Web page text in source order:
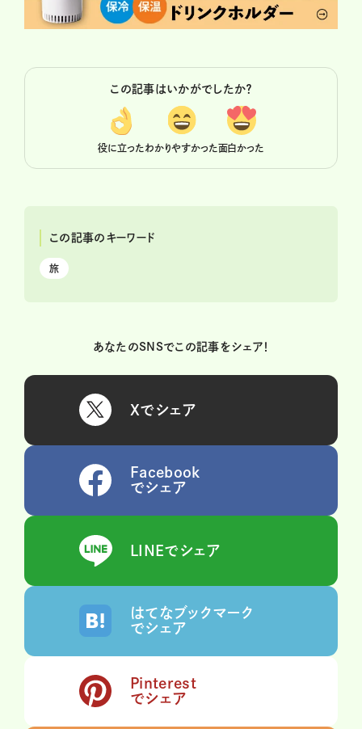
この記事はいかがでしたか？
役に立ったわかりやすかった面白かった
この記事のキーワード
旅
あなたのSNSでこの記事をシェア！
Xでシェア
Facebook
でシェア
LINEでシェア
はてなブックマーク
でシェア
Pinterest
でシェア